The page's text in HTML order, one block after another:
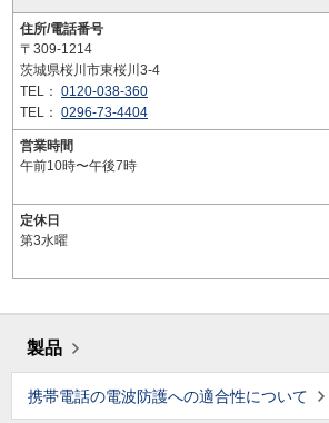
住所/電話番号
〒309-1214
茨城県桜川市東桜川3-4
TEL： 0120-038-360
TEL： 0296-73-4404
営業時間
午前10時〜午後7時
定休日
第3水曜
製品
携帯電話の電波防護への適合性について